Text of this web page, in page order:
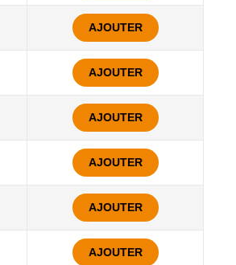
AJOUTER
AJOUTER
AJOUTER
AJOUTER
AJOUTER
AJOUTER